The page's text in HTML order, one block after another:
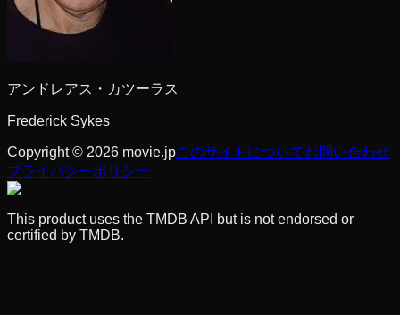
アンドレアス・カツーラス
Frederick Sykes
Copyright © 2026 movie.jpこのサイトについてお問い合わせ
プライバシーポリシー
This product uses the TMDB API but is not endorsed or
certified by TMDB.